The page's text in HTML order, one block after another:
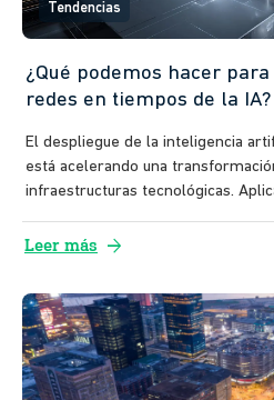
Tendencias
¿Qué podemos hacer
redes en tiempos de la IA?
El despliegue de la inteligencia
está acelerando una
infraestructuras tecnológicas.
Leer más arrow_forward